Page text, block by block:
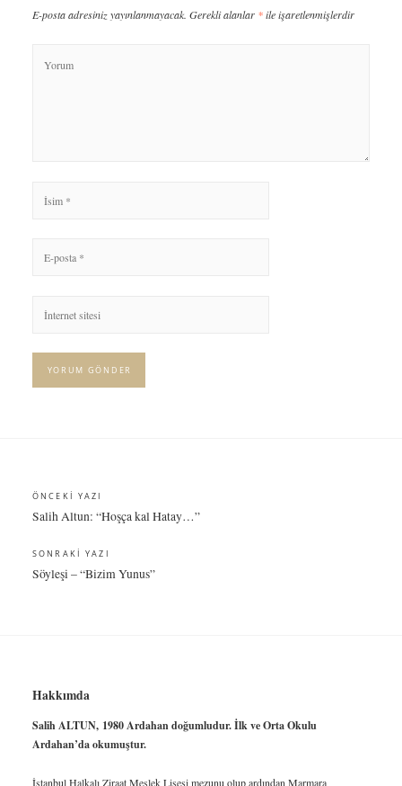
E-posta adresiniz yayınlanmayacak. Gerekli alanlar *ile işaretlenmişlerdir
Yazı
gezinmesi
ÖNCEKI YAZI
Salih Altun: “Hoşça kal Hatay…”
SONRAKI YAZI
Söyleşi – “Bizim Yunus”
Hakkımda
Salih ALTUN, 1980 Ardahan doğumludur. İlk ve Orta Okulu
Ardahan’da okumuştur.
İstanbul Halkalı Ziraat Meslek Lisesi mezunu olup ardından Marmara